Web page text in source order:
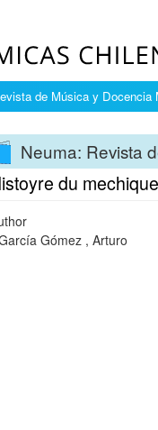
de Música y Docencia
Neuma: Revista
du
Gómez , Arturo